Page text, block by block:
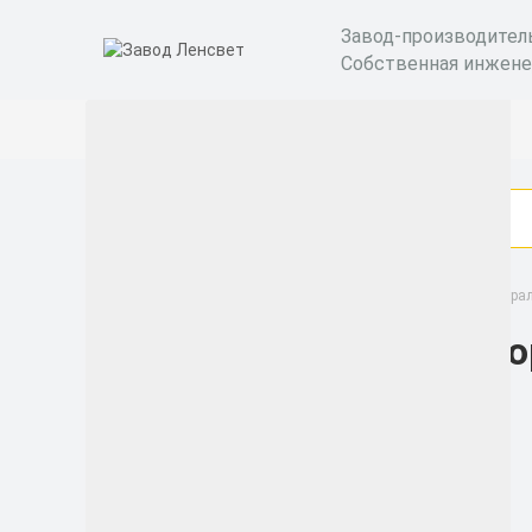
Завод-
Собственная
Опоры для освещения дорог и